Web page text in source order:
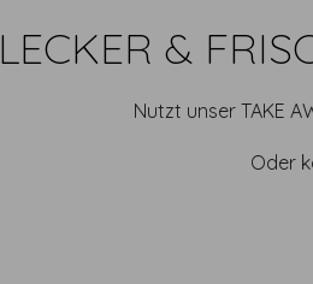
LECKER &
Nutzt unser TAKE
Oder